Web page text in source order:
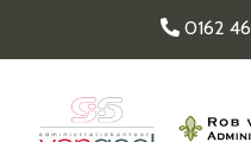
hoofd
0162
Van Geel &